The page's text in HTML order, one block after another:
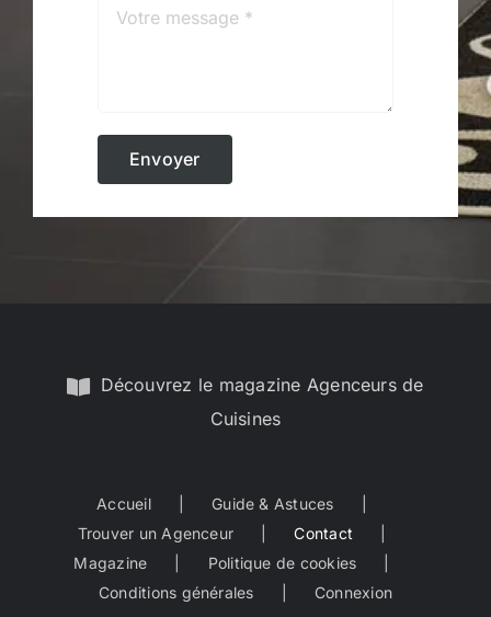
Envoyer
Découvrez le magazine Agenceurs de
Cuisines
Accueil
Guide & Astuces
Trouver un Agenceur
Contact
Magazine
Politique de cookies
Conditions générales
Connexion